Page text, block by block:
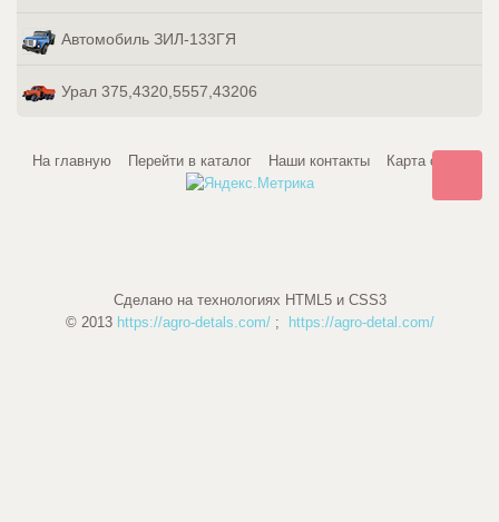
Автомобиль ЗИЛ-133ГЯ
Урал 375,4320,5557,43206
На главную Перейти в каталог Наши контакты Карта сайта
Сделано на технологиях HTML5 и CSS3
© 2013 https://agro-detals.com/; https://agro-detal.com/